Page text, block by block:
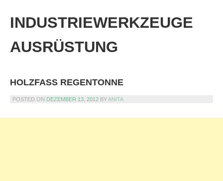
content
INDUSTRIEWERKZEUGE
AUSRÜSTUNG
HOLZFASS REGENTONNE
POSTED ON DEZEMBER 13, 2012 BYANITA